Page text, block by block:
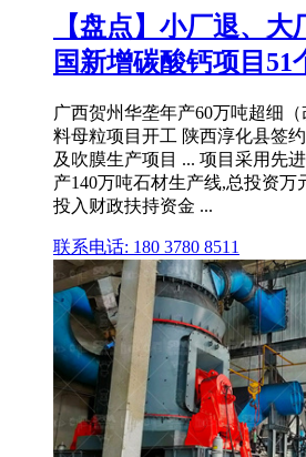
【盘点】小厂退、大
国新增碳酸钙项目51
广西贺州华垄年产60万吨超细
料母粒项目开工 陕西淳化县签
及吹膜生产项目 ... 项目采用先
产140万吨石材生产线,总投资万
投入财政扶持资金 ...
联系电话: 180 3780 8511